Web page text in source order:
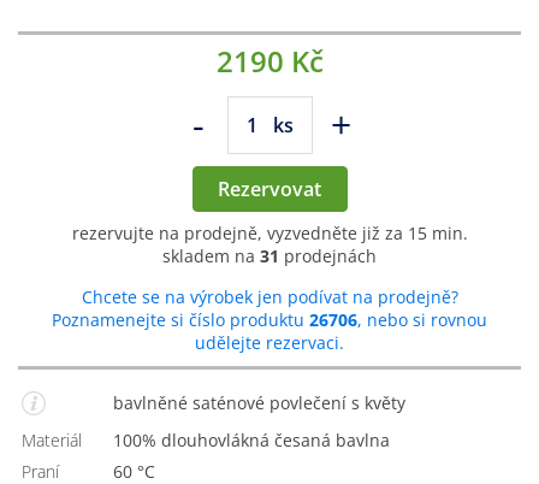
2190 Kč
- ks +
Rezervovat
rezervujte na prodejně, vyzvedněte již za 15 min.
skladem na 31 prodejnách
Chcete se na výrobek jen podívat na prodejně?
Poznamenejte si číslo produktu 26706, nebo si rovnou
udělejte rezervaci.
bavlněné saténové povlečení s květy
Materiál
100% dlouhovlákná česaná bavlna
Praní
60 °C